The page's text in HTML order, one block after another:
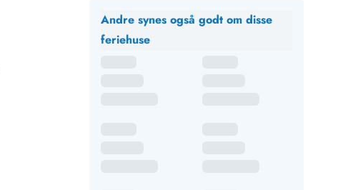
Andre synes også godt om disse
feriehuse